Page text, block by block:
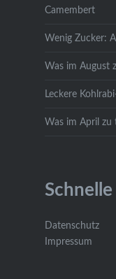
Camembert
Wenig Zucker:
Was im August
Leckere
Was im April zu
Datenschutz
Impressum